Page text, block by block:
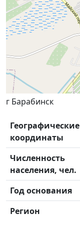
г Барабинск
Географические
координаты
Численность
населения, чел.
Год основания
Регион